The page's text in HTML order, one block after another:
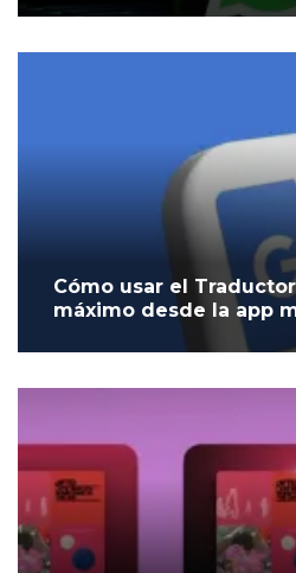
Cómo usar el
máximo desde la app